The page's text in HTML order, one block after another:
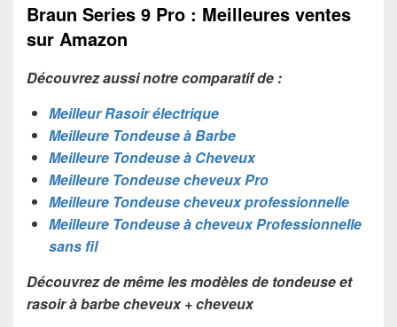
Braun Series 9 Pro : Meilleures ventes
sur Amazon
Découvrez aussi notre comparatif de :
Meilleur Rasoir électrique
Meilleure Tondeuse à Barbe
Meilleure Tondeuse à Cheveux
Meilleure Tondeuse cheveux Pro
Meilleure Tondeuse cheveux professionnelle
Meilleure Tondeuse à cheveux Professionnelle
sans fil
Découvrez de même les modèles de tondeuse et
rasoir à barbe cheveux + cheveux